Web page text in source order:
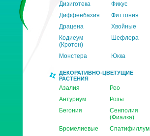
Дизиготека
Фикус
Диффенбахия
Фиттония
Драцена
Хвойные
Кодиеум
(Кротон)
Шефлера
Монстера Юкка
ДЕКОРАТИВНО-ЦВЕТУЩИЕ
РАСТЕНИЯ
Азалия
Рео
Антуриум
Розы
Бегония
Сенполия
(Фиалка)
Бромелиевые
Спатифиллум